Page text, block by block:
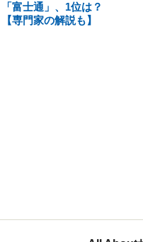
「富士通」、1位は？
【専門家の解説も】